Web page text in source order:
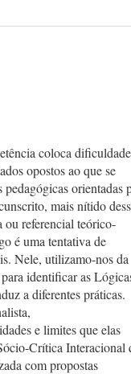
coloca
opostos ao que se
pedagógicas orientadas
mais nítido
ou referencial teórico-
é uma tentativa de
Nele, utilizamo-nos da
identificar as
a diferentes práticas.
e limites que elas
Crítica Interacional
com propostas